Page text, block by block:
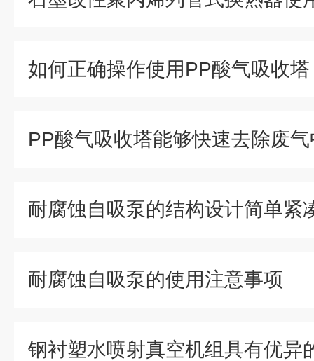
如何正确操作使用PP酸气吸收塔
耐腐蚀自吸泵的结构设计简单紧
耐腐蚀自吸泵的使用注意事项
钢衬塑水喷射真空机组具有优异